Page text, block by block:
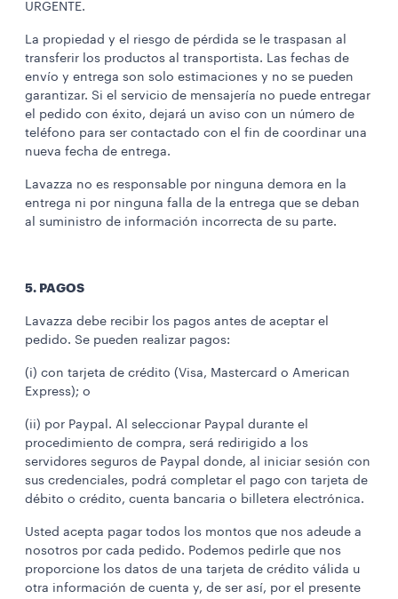
URGENTE.
La propiedad y el riesgo de pérdida se le traspasan al
transferir los productos al transportista. Las fechas de
envío y entrega son solo estimaciones y no se pueden
garantizar. Si el servicio de mensajería no puede entregar
el pedido con éxito, dejará un aviso con un número de
teléfono para ser contactado con el fin de coordinar una
nueva fecha de entrega.
Lavazza no es responsable por ninguna demora en la
entrega ni por ninguna falla de la entrega que se deban
al suministro de información incorrecta de su parte.
5. PAGOS
Lavazza debe recibir los pagos antes de aceptar el
pedido. Se pueden realizar pagos:
(i) con tarjeta de crédito (Visa, Mastercard o American
Express); o
(ii) por Paypal. Al seleccionar Paypal durante el
procedimiento de compra, será redirigido a los
servidores seguros de Paypal donde, al iniciar sesión con
sus credenciales, podrá completar el pago con tarjeta de
débito o crédito, cuenta bancaria o billetera electrónica.
Usted acepta pagar todos los montos que nos adeude a
nosotros por cada pedido. Podemos pedirle que nos
proporcione los datos de una tarjeta de crédito válida u
otra información de cuenta y, de ser así, por el presente